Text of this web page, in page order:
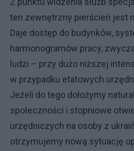
ten zewnętrzny pierścień jest
Daje dostęp do budynków,
harmonogramów pracy,
ludzi – przy dużo niższej
w przypadku etatowych
Jeżeli do tego dołożymy
społeczności i stopniowe
urzędniczych na osoby z
otrzymujemy nową sytuację